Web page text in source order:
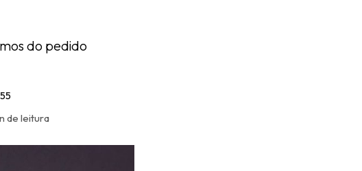
do pedido
de leitura